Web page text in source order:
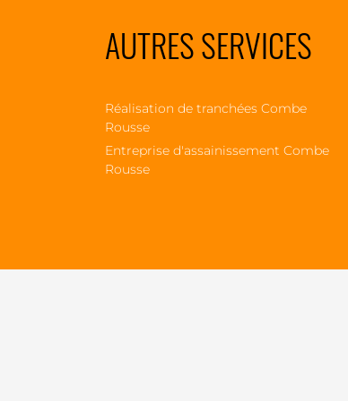
AUTRES SERVICES
Réalisation de tranchées Combe
Rousse
Entreprise d'assainissement Combe
Rousse